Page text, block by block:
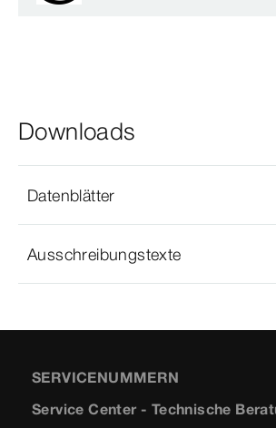
Downloads
Datenblätter
Ausschreibungstexte
SERVICENUMMERN
Service Center - Technische